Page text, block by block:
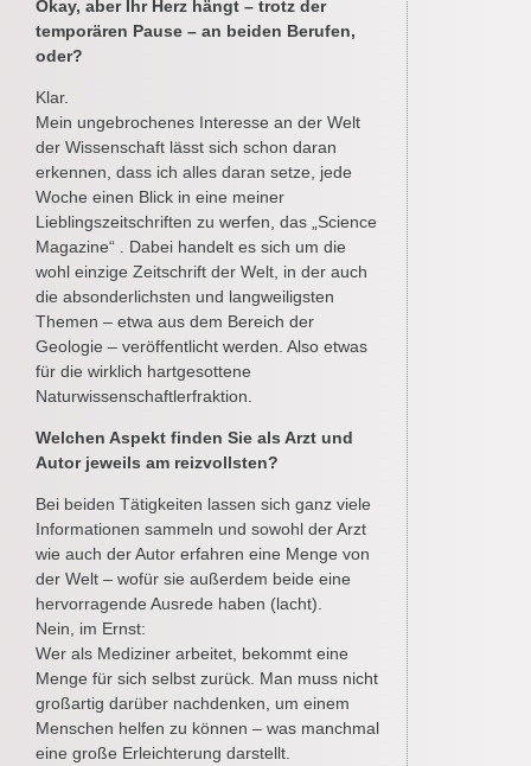
Okay, aber Ihr Herz hängt – trotz der
temporären Pause – an beiden Berufen,
oder?
Klar.
Mein ungebrochenes Interesse an der Welt
der Wissenschaft lässt sich schon daran
erkennen, dass ich alles daran setze, jede
Woche einen Blick in eine meiner
Lieblingszeitschriften zu werfen, das „Science
Magazine“ . Dabei handelt es sich um die
wohl einzige Zeitschrift der Welt, in der auch
die absonderlichsten und langweiligsten
Themen – etwa aus dem Bereich der
Geologie – veröffentlicht werden. Also etwas
für die wirklich hartgesottene
Naturwissenschaftlerfraktion.
Welchen Aspekt finden Sie als Arzt und
Autor jeweils am reizvollsten?
Bei beiden Tätigkeiten lassen sich ganz viele
Informationen sammeln und sowohl der Arzt
wie auch der Autor erfahren eine Menge von
der Welt – wofür sie außerdem beide eine
hervorragende Ausrede haben (lacht).
Nein, im Ernst:
Wer als Mediziner arbeitet, bekommt eine
Menge für sich selbst zurück. Man muss nicht
großartig darüber nachdenken, um einem
Menschen helfen zu können – was manchmal
eine große Erleichterung darstellt.